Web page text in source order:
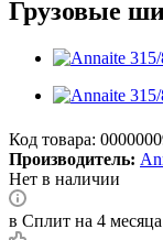
Грузовые
Код товара:
Производитель:
Нет в наличии
в Сплит на 4 месяца